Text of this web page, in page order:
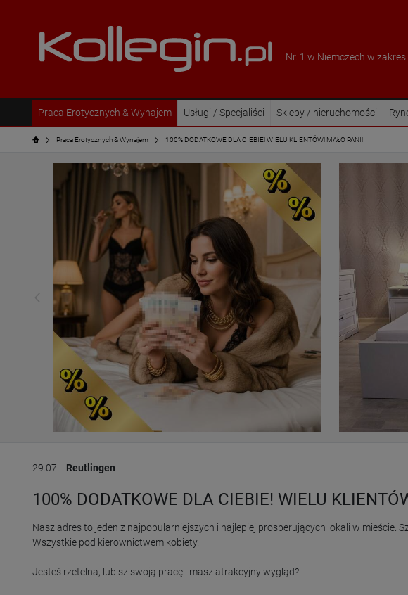
Nr. 1 w Niemczech w
Praca Erotycznych & Wynajem Usługi / Specjaliści Sklepy / nieruchomości
Praca Erotycznych & Wynajem 100% DODATKOWE DLA CIEBIE! WIELU KLIENTÓW! MAŁO PANI!
29.07. Reutlingen
100% DODATKOWE DLA CIEBIE! WIELU
Nasz adres to jeden z najpopularniejszych i najlepiej prosperujących lokali w mieście.
Wszystkie pod kierownictwem kobiety.
Jesteś rzetelna, lubisz swoją pracę i masz atrakcyjny wygląd?